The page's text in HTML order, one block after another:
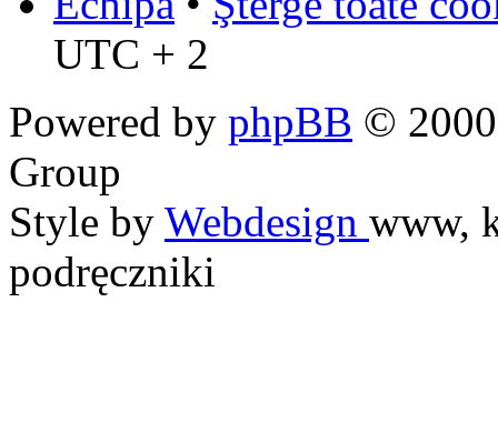
UTC + 2
Powered by phpBB ©
Group
Style by Webdesign www,
podręczniki